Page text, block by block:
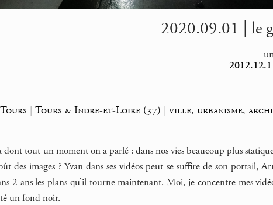
2020.09.01 | le
Tours |Tours & Indre-et-Loire (37) |ville, urbanisme,
dont tout un moment on a parlé : dans nos vies beaucoup plus
des images ? Yvan dans ses vidéos peut se suffire de son portail,
2 ans les plans qu’il tourne maintenant. Moi, je concentre mes
un fond noir.